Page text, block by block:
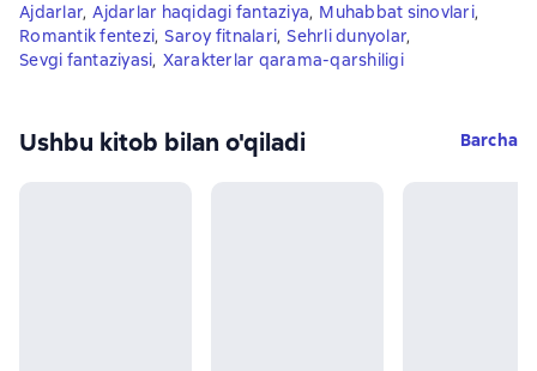
Ajdarlar, Ajdarlar haqidagi fantaziya, Muhabbat sinovlari,
Romantik fentezi, Saroy fitnalari, Sehrli dunyolar,
Sevgi fantaziyasi, Xarakterlar qarama-qarshiligi
Ushbu kitob bilan o'qiladi Barcha